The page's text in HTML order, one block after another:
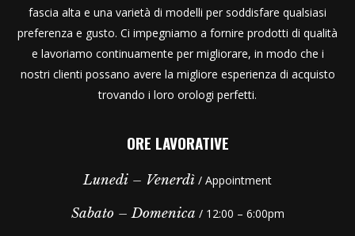
fascia alta e una varietà di modelli per soddisfare qualsiasi
preferenza e gusto. Ci impegniamo a fornire prodotti di qualità
e lavoriamo continuamente per migliorare, in modo che i
nostri clienti possano avere la migliore esperienza di acquisto
trovando i loro orologi perfetti.
ORE LAVORATIVE
Lunedi – Venerdì / Appointment
Sabato – Domenica / 12:00 – 6:00pm